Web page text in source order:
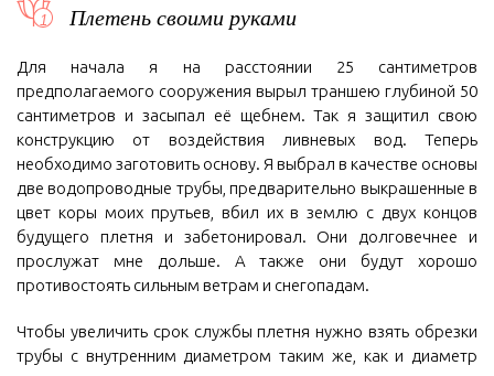
Плетень своими руками
Для начала я на расстоянии 25 сантиметров
предполагаемого сооружения вырыл траншею глубиной 50
сантиметров и засыпал её щебнем. Так я защитил свою
конструкцию от воздействия ливневых вод. Теперь
необходимо заготовить основу. Я выбрал в качестве основы
две водопроводные трубы, предварительно выкрашенные в
цвет коры моих прутьев, вбил их в землю с двух концов
будущего плетня и забетонировал. Они долговечнее и
прослужат мне дольше. А также они будут хорошо
противостоять сильным ветрам и снегопадам.
Чтобы увеличить срок службы плетня нужно взять обрезки
трубы с внутренним диаметром таким же, как и диаметр